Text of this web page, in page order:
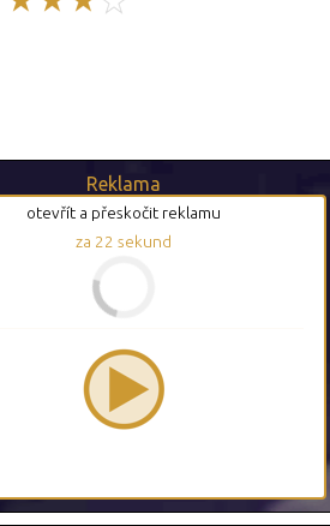
Reklama
otevřít a přeskočit reklamu
za 21 sekund